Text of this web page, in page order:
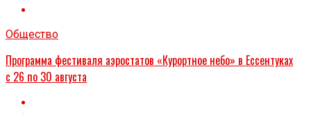
Общество
Программа фестиваля аэростатов «Курортное небо» в Ессентуках
с 26 по 30 августа